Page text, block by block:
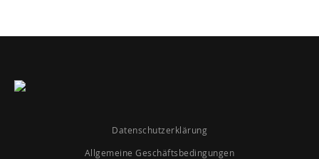
Datenschutzerklärung
Allgemeine Geschäftsbedingungen